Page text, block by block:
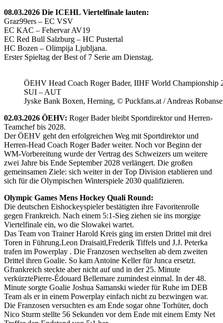
08.03.2026 Die ICEHL Viertelfinale lauten:
Graz99ers – EC VSV
EC KAC – Fehervar AV19
EC Red Bull Salzburg – HC Pustertal
HC Bozen – Olimpija Ljubljana.
Erster Spieltag der Best of 7 Serie am Dienstag.
ÖEHV Head Coach Roger Bader, IIHF World Championship
SUI – AUT
Jyske Bank Boxen, Herning, © Puckfans.at / Andreas
02.03.2026 ÖEHV: Roger Bader bleibt Sportdirektor und Herren-
Teamchef bis 2028.
Der ÖEHV geht den erfolgreichen Weg mit Sportdirektor und
Herren-Head Coach Roger Bader weiter. Noch vor Beginn der
WM-Vorbereitung wurde der Vertrag des Schweizers um weitere
zwei Jahre bis Ende September 2028 verlängert. Die großen
gemeinsamen Ziele: sich weiter in der Top Division etablieren und
sich für die Olympischen Winterspiele 2030 qualifizieren.
Olympic Games Mens Hockey Quali Round:
Die deutschen Eishockeyspieler bestätigten ihre Favoritenrolle
gegen Frankreich. Nach einem 5:1-Sieg ziehen sie ins morgige
Viertelfinale ein, wo die Slowakei wartet.
Das Team von Trainer Harold Kreis ging im ersten Drittel mit drei
Toren in Führung.Leon Draisaitl,Frederik Tiffels und J.J. Peterka
trafen im Powerplay . Die Franzosen wechselten ab dem zweiten
Drittel ihren Goalie. So kam Antoine Keller für Junca ersetzt.
Gfrankreich steckte aber nicht auf und in der 25. Minute
verkürztePierre-Édouard Bellemare zumindest einmal. In der 48.
Minute sorgte Goalie Joshua Samanski wieder für Ruhe im DEB
Team als er in einem Powerplay einfach nicht zu bezwingen war.
Die Franzosen versuchten es am Ende sogar ohne Torhüter, doch
Nico Sturm stellte 56 Sekunden vor dem Ende mit einem Emty Net